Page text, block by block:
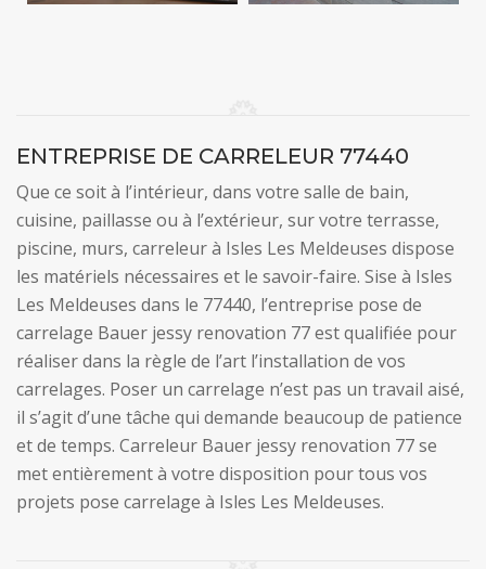
ENTREPRISE DE CARRELEUR 77440
Que ce soit à l’intérieur, dans votre salle de bain,
cuisine, paillasse ou à l’extérieur, sur votre terrasse,
piscine, murs, carreleur à Isles Les Meldeuses dispose
les matériels nécessaires et le savoir-faire. Sise à Isles
Les Meldeuses dans le 77440, l’entreprise pose de
carrelage Bauer jessy renovation 77 est qualifiée pour
réaliser dans la règle de l’art l’installation de vos
carrelages. Poser un carrelage n’est pas un travail aisé,
il s’agit d’une tâche qui demande beaucoup de patience
et de temps. Carreleur Bauer jessy renovation 77 se
met entièrement à votre disposition pour tous vos
projets pose carrelage à Isles Les Meldeuses.